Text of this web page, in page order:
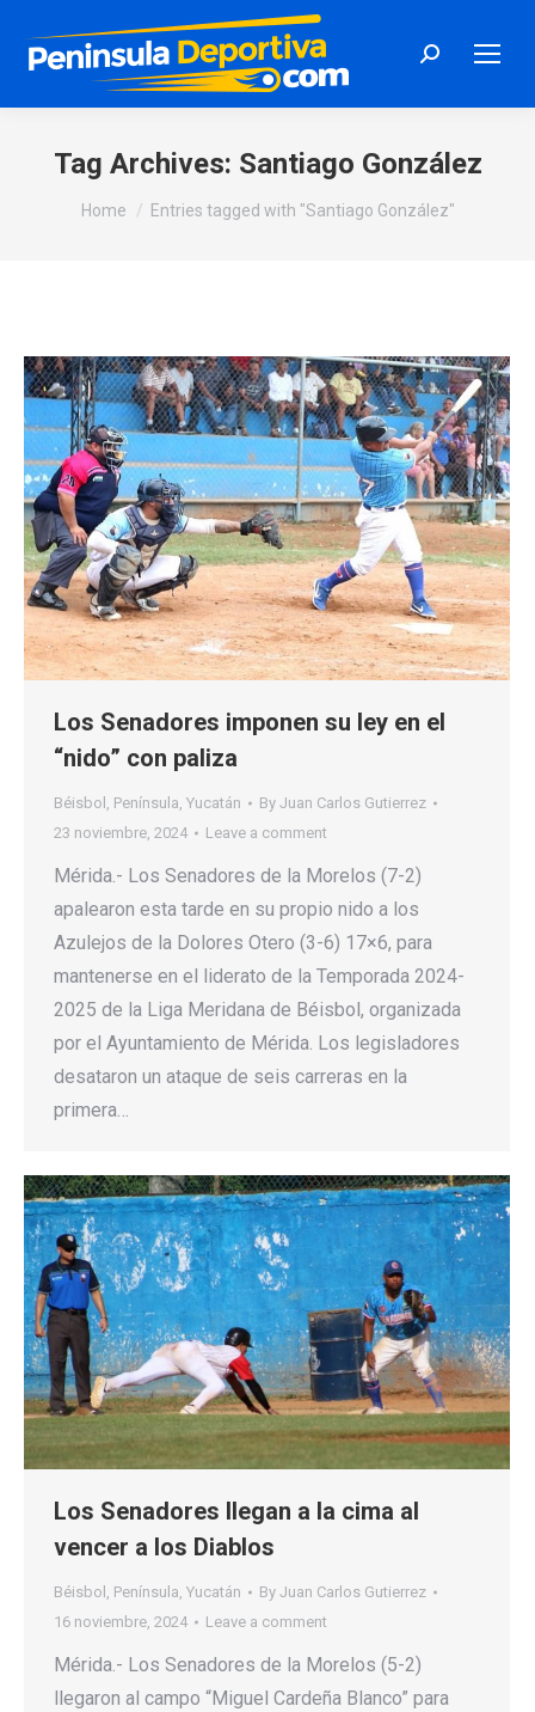
Search:
Tag Archives: Santiago González
You are here:
Home Entries tagged with "Santiago González"
Los Senadores imponen su ley en el
“nido” con paliza
Béisbol , Península, Yucatán By Juan Carlos Gutierrez
23 noviembre, 2024
Leave a comment
Mérida.- Los Senadores de la Morelos (7-2)
apalearon esta tarde en su propio nido a los
Azulejos de la Dolores Otero (3-6) 17×6, para
mantenerse en el liderato de la Temporada 2024-
2025 de la Liga Meridana de Béisbol, organizada
por el Ayuntamiento de Mérida. Los legisladores
desataron un ataque de seis carreras en la
primera…
Los Senadores llegan a la cima al
vencer a los Diablos
Béisbol , Península, Yucatán By Juan Carlos Gutierrez
16 noviembre, 2024
Leave a comment
Mérida.- Los Senadores de la Morelos (5-2)
llegaron al campo “Miguel Cardeña Blanco” para